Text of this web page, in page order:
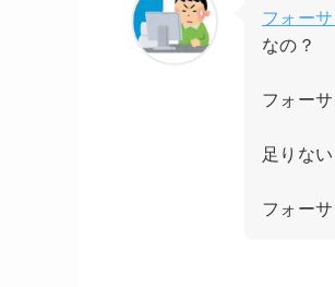
フォーサ
なの？
フォー
足りな
フォー